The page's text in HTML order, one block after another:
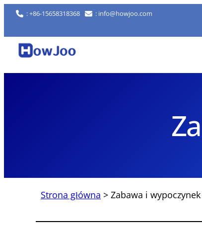
Przejdź
treści
: +86-15658318368 : info@howjoo.com
Strona główna > Zabawa i wypoczynek